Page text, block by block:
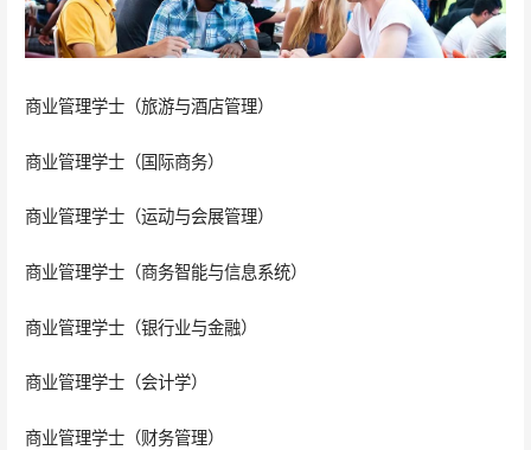
商业管理学士（旅游与酒店管理）
商业管理学士（国际商务）
商业管理学士（运动与会展管理）
商业管理学士（商务智能与信息系统）
商业管理学士（银行业与金融）
商业管理学士（会计学）
商业管理学士（财务管理）